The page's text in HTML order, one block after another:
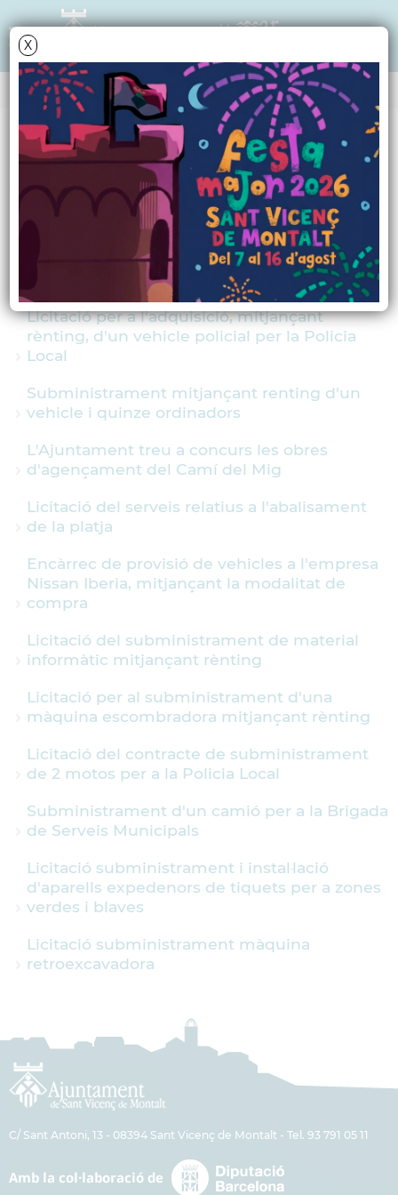
X
Data i hora oficial: 06-08-2026 10:57:08
PERFIL DE CONTRACTANT
Licitacions tancades
Licitació d'un camió amb una caixa bolquet i
grua hidràulic per a la Brigada
Licitació d'un camió per a la brigada
Licitació per a l'adquisició, mitjançant
rènting, d'un vehicle policial per la Policia
Local
Subministrament mitjançant renting d'un
vehicle i quinze ordinadors
L'Ajuntament treu a concurs les obres
d'agençament del Camí del Mig
Licitació del serveis relatius a l'abalisament
de la platja
Encàrrec de provisió de vehicles a l'empresa
Nissan Iberia, mitjançant la modalitat de
compra
Licitació del subministrament de material
informàtic mitjançant rènting
Licitació per al subministrament d'una
màquina escombradora mitjançant rènting
Licitació del contracte de subministrament
de 2 motos per a la Policia Local
Subministrament d'un camió per a la Brigada
de Serveis Municipals
Licitació subministrament i instal·lació
d'aparells expedenors de tiquets per a zones
verdes i blaves
Licitació subministrament màquina
retroexcavadora
C/ Sant Antoni, 13 - 08394 Sant Vicenç de Montalt - Tel. 93 791 05 11